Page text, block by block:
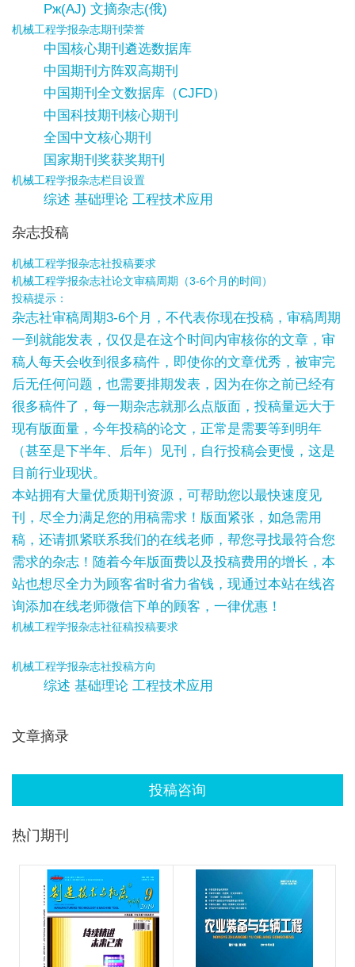
Pж(AJ) 文摘杂志(俄)
机械工程学报杂志期刊荣誉
中国核心期刊遴选数据库
中国期刊方阵双高期刊
中国期刊全文数据库（CJFD）
中国科技期刊核心期刊
全国中文核心期刊
国家期刊奖获奖期刊
机械工程学报杂志栏目设置
综述 基础理论 工程技术应用
杂志投稿
机械工程学报杂志社投稿要求
机械工程学报杂志社论文审稿周期（3-6个月的时间）
投稿提示：
杂志社审稿周期3-6个月，不代表你现在投稿，审稿周期
一到就能发表，仅仅是在这个时间内审核你的文章，审
稿人每天会收到很多稿件，即使你的文章优秀，被审完
后无任何问题，也需要排期发表，因为在你之前已经有
很多稿件了，每一期杂志就那么点版面，投稿量远大于
现有版面量，今年投稿的论文，正常是需要等到明年
（甚至是下半年、后年）见刊，自行投稿会更慢，这是
目前行业现状。
本站拥有大量优质期刊资源，可帮助您以最快速度见
刊，尽全力满足您的用稿需求！版面紧张，如急需用
稿，还请抓紧联系我们的在线老师，帮您寻找最符合您
需求的杂志！随着今年版面费以及投稿费用的增长，本
站也想尽全力为顾客省时省力省钱，现通过本站在线咨
询添加在线老师微信下单的顾客，一律优惠！
机械工程学报杂志社征稿投稿要求
机械工程学报杂志社投稿方向
综述 基础理论 工程技术应用
文章摘录
投稿咨询
热门期刊